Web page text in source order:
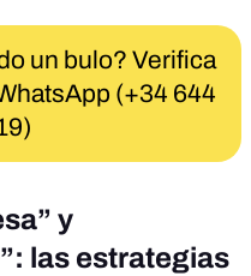
un bulo? Verifica
(+34 644
y
las estrategias